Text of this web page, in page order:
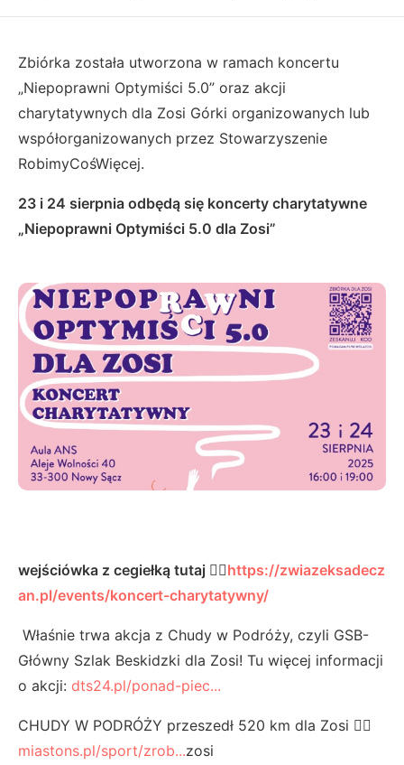
Zbiórka została utworzona w ramach koncertu
„Niepoprawni Optymiści 5.0” oraz akcji
charytatywnych dla Zosi Górki organizowanych lub
współorganizowanych przez Stowarzyszenie
RobimyCośWięcej.
23 i 24 sierpnia odbędą się koncerty charytatywne
„Niepoprawni Optymiści 5.0 dla Zosi”
wejściówka z cegiełką tutaj 👉🏼https://zwiazeksadecz
an.pl/events/koncert-charytatywny/
Właśnie trwa akcja z Chudy w Podróży, czyli GSB-
Główny Szlak Beskidzki dla Zosi! Tu więcej informacji
o akcji: dts24.pl/ponad-piec...
CHUDY W PODRÓŻY przeszedł 520 km dla Zosi 👉🏼
miastons.pl/sport/zrob...zosi